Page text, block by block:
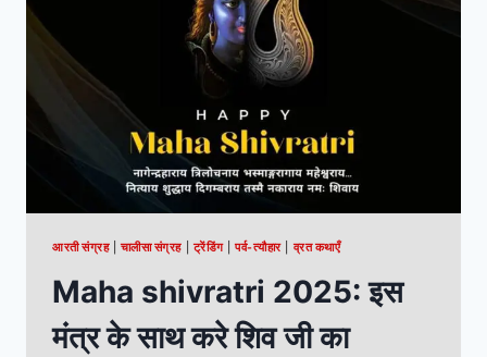
आरती संग्रह|चालीसा संग्रह|ट्रेंडिंग|पर्व-त्यौहार|व्रत कथाएँ
Maha shivratri 2025: इस
मंत्र के साथ करे शिव जी का